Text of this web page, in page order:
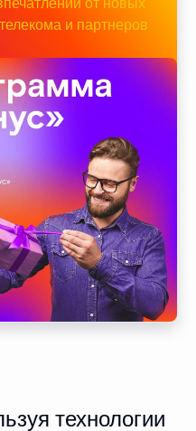
от новых
и партнеров
технологии